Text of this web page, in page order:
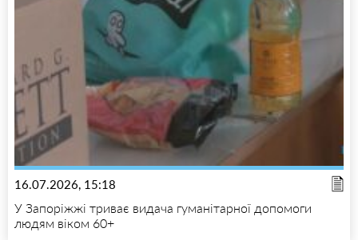
16.07.2026, 15:18
У Запоріжжі триває видача гуманітарної допомоги
людям віком 60+